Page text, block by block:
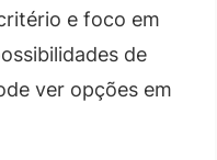
e foco em
de
ver opções em